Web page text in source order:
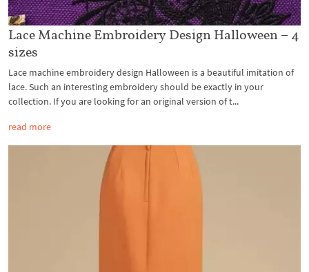
Lace Machine Embroidery Design Halloween – 4
sizes
Lace machine embroidery design Halloween is a beautiful imitation of
lace. Such an interesting embroidery should be exactly in your
collection. If you are looking for an original version of t...
read more